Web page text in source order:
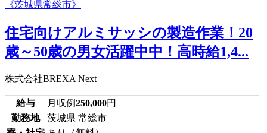
住宅向けアルミサッシの製造作業！20
歳～50歳の男女活躍中中！高時給1,4...
株式会社BREXA Next
給与 月収例250,000円
勤務地
茨城県 常総市